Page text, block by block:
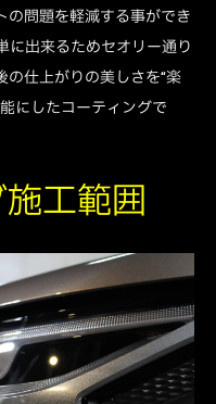
の問題を軽減する事ができ
に出来るためセオリー通り
の仕上がりの美しさを“楽
にしたコーティングで
工範囲